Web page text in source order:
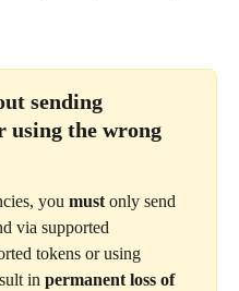
sending
using the wrong
you must only send
via supported
tokens or using
in permanent loss of